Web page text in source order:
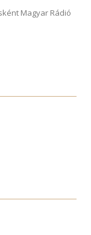
Magyar Rádió